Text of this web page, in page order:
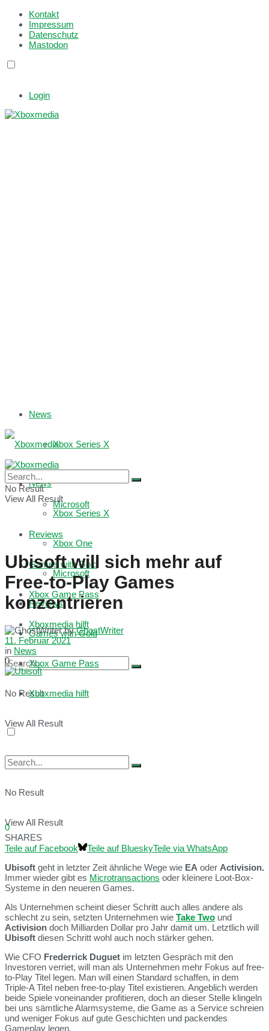
Kontakt
Impressum
Datenschutz
Mastodon
Login
News
Xbox Series X
Microsoft
Reviews
Games with Gold
Xbox Game Pass
Xboxmedia hilft
No Result
View All Result
News
Xbox Series X
Xbox One
Microsoft
Reviews
Games with Gold
Xbox Game Pass
Xboxmedia hilft
No Result
View All Result
No Result
View All Result
Ubisoft will sich mehr auf
Free-to-Play Games
konzentrieren
by GhostWriter
11. Februar 2021
in News
0
0
SHARES
Teile auf Facebook
Teile auf BlueskyTeile via WhatsApp
Ubisoft geht in letzter Zeit ähnliche Wege wie EA oder Activision.
Immer wieder gibt es Microtransactions oder kleinere Loot-Box-
Systeme in den neueren Games.
Als Unternehmen scheint dieser Schritt auch alles andere als
schlecht zu sein, setzten Unternehmen wie Take Two und
Activision doch Milliarden Dollar pro Jahr damit um. Letztlich will
Ubisoft diesen Schritt wohl auch noch stärker gehen.
Wie CFO Frederrick Duguet im letzten Gespräch mit den
Investoren verriet, will man als Unternehmen mehr Fokus auf free-
to-Play Titel legen. Man will einen Standard schaffen, in dem
Triple-A Titel neben free-to-play Titel existieren. Angeblich werden
beide Spiele voneinander profitieren, doch an dieser Stelle klingeln
bei uns sämtliche Alarmsysteme, die Game as a Service schreien
und weniger Fokus auf gute Geschichten und packendes
Gameplay legen.